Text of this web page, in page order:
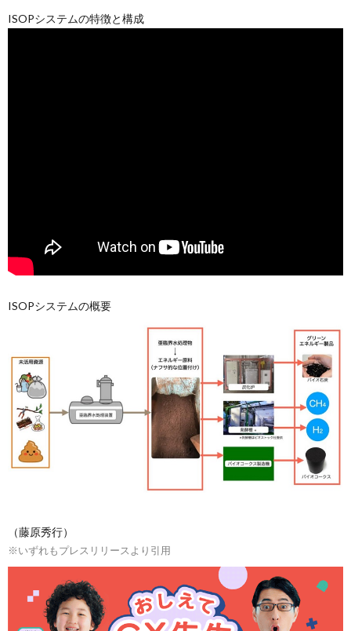
ISOPシステムの特徴と構成
ISOPシステムの概要
（藤原秀行）
※いずれもプレスリリースより引用